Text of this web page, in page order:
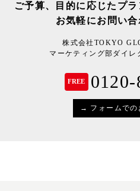
ご予算、目的に応じたプラ
お気軽にお問い合
株式会社TOKYO
マーケティング部ダイレ
FREE 0120-
→ フォームでの